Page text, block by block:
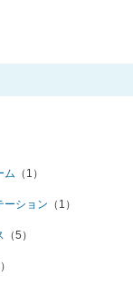
ム （1）
ーション （1）
（5）